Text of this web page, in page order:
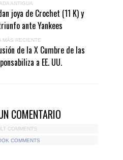
ANTIGUA
joya de Crochet (11 K) y
ante Yankees
MÁS RECIENTE
de la X Cumbre de las
a EE. UU.
COMENTARIO
COMMENTS
COMMENTS